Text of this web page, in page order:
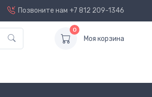
Позвоните нам +7 812 209-1346
0
Моя корзина